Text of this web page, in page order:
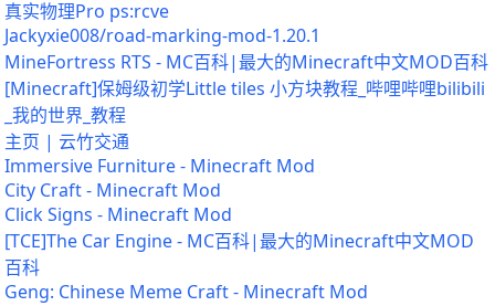
真实物理Pro ps:rcve
Jackyxie008/road-marking-mod-1.20.1
MineFortress RTS - MC百科|最大的Minecraft中文MOD百科
[Minecraft]保姆级初学Little tiles 小方块教程_哔哩哔哩bilibili
_我的世界_教程
主页 | 云竹交通
Immersive Furniture - Minecraft Mod
City Craft - Minecraft Mod
Click Signs - Minecraft Mod
[TCE]The Car Engine - MC百科|最大的Minecraft中文MOD
百科
Geng: Chinese Meme Craft - Minecraft Mod